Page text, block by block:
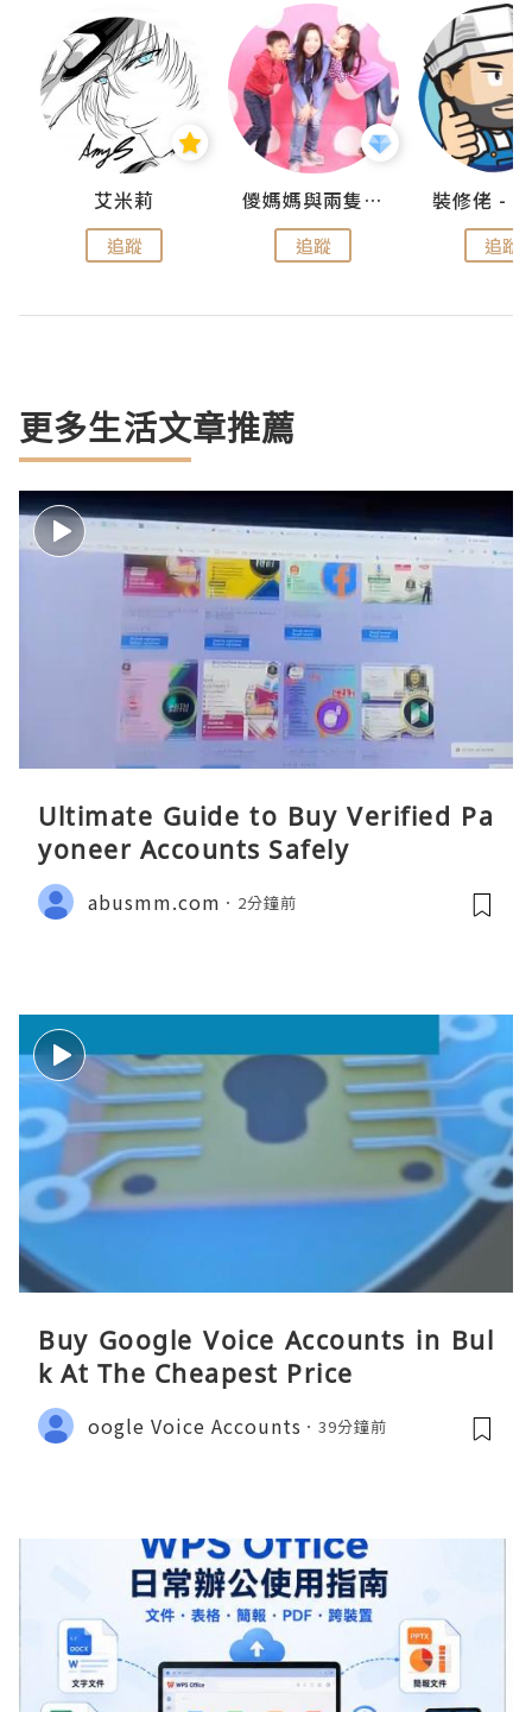
艾米莉
追蹤
儍媽媽與兩隻小魔怪之家
追蹤 追蹤
更多生活文章推薦
Ultimate Guide to Buy Verified Pa
yoneer Accounts Safely
abusmm.com 2分鐘前
Buy Google Voice Accounts in Bul
k At The Cheapest Price
oogle Voice Accounts 39分鐘前